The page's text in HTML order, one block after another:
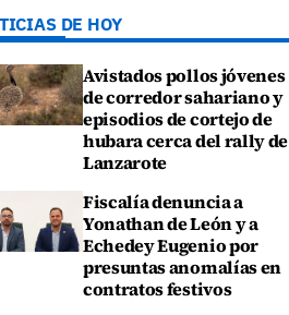
DE HOY
Avistados pollos jóvenes
de corredor sahariano y
episodios de cortejo de
hubara cerca del rally de
Lanzarote
Fiscalía denuncia a
Yonathan de León y a
Echedey Eugenio por
presuntas anomalías en
contratos festivos